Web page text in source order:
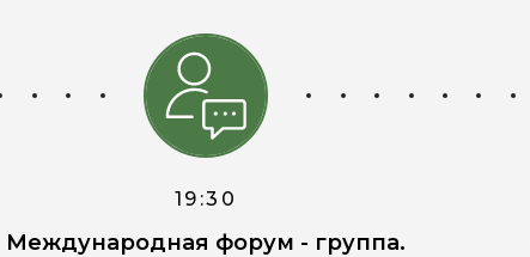
19:30
Международная форум - группа.